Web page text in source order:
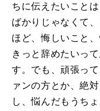
ちに伝えたいこと
ばかりじゃなくて
ほど、悔しいこと
きっと辞めたいっ
す。でも、頑張っ
ァンの方とか、絶
し、悩んだもうち